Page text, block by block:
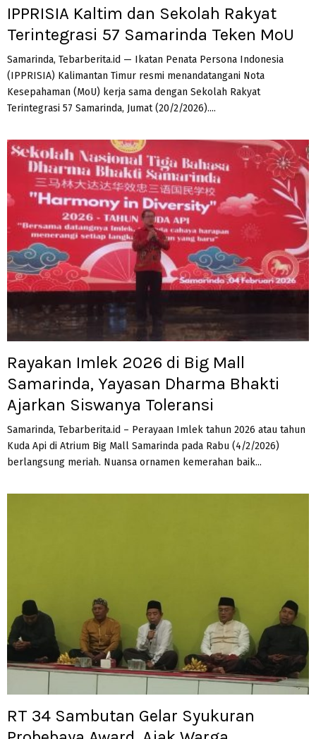
IPPRISIA Kaltim dan Sekolah Rakyat
Terintegrasi 57 Samarinda Teken MoU
Samarinda, Tebarberita.id — Ikatan Penata Persona Indonesia
(IPPRISIA) Kalimantan Timur resmi menandatangani Nota
Kesepahaman (MoU) kerja sama dengan Sekolah Rakyat
Terintegrasi 57 Samarinda, Jumat (20/2/2026)....
Rayakan Imlek 2026 di Big Mall
Samarinda, Yayasan Dharma Bhakti
Ajarkan Siswanya Toleransi
Samarinda, Tebarberita.id – Perayaan Imlek tahun 2026 atau tahun
Kuda Api di Atrium Big Mall Samarinda pada Rabu (4/2/2026)
berlangsung meriah. Nuansa ornamen kemerahan baik...
RT 34 Sambutan Gelar Syukuran